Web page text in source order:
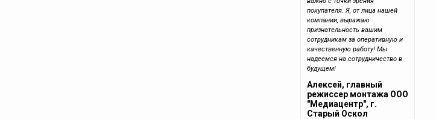
покупателя. Я, от лица нашей
компании, выражаю
признательность вашим
сотрудникам за оперативную и
качественную работу! Мы
надеемся на сотрудничество в
будущем!
Алексей, главный
режиссер монтажа ООО
"Медиацентр", г.
Старый Оскол